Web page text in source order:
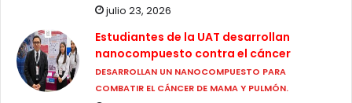
julio 23, 2026
Estudiantes de la UAT desarrollan
nanocompuesto contra el cáncer
DESARROLLAN UN NANOCOMPUESTO PARA
COMBATIR EL CÁNCER DE MAMA Y PULMÓN.